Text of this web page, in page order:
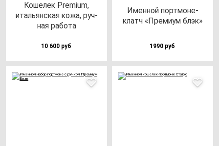
Коше­лек Pre­mi­um,
италь­ян­ская ко­жа, руч­
ная ра­бо­та
10 600 руб
Имен­ной пор­тмо­не-
клатч «Пре­ми­ум блэк»
1990 руб